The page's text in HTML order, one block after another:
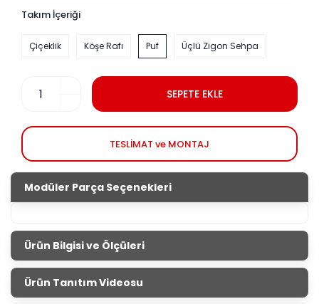
Takım İçeriği
Çiçeklik Köşe Rafı Puf Üçlü Zigon Sehpa
SEPETE EKLE
TESLİMAT ve MONTAJ
Modüler Parça Seçenekleri
Ürün Bilgisi ve Ölçüleri
Aksesuar Setleri
Salonların tamamlayıcısı aksesuar setleri ile evini
Ürün Tanıtım Videosu